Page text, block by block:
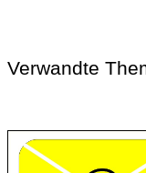
Verwandte